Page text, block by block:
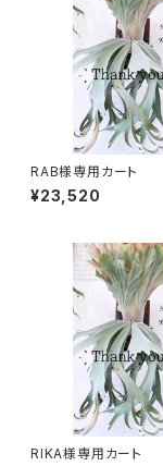
RAB様専用カート
¥23,520
RIKA様専用カート